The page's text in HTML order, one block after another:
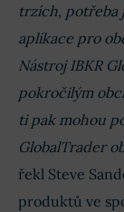
trzích, potřeba
aplikace pro
Nástroj IBKR
pokročilým
ti pak mohou
GlobalTrader
řekl Steve
produktů ve